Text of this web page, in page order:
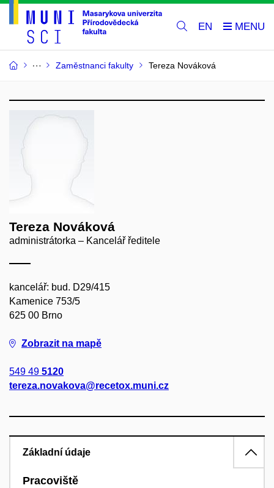
EN
Zaměstnanci fakulty Tereza Nováková
Tereza Nováková
administrátorka – Kancelář ředitele
kancelář: bud. D29/415
Kamenice 753/5
625 00 Brno
Zobrazit na mapě
549 49 5120
tereza.novakova@recetox.muni.cz
Základní údaje
Pracoviště